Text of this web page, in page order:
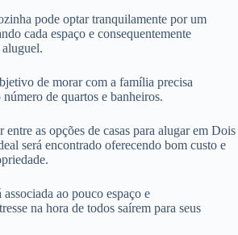
pode optar tranquilamente por um
cada espaço e consequentemente
de morar com a família precisa
de quartos e banheiros.
entre as opções de casas para alugar em Dois
será encontrado oferecendo bom custo e
ao pouco espaço e
na hora de todos saírem para seus